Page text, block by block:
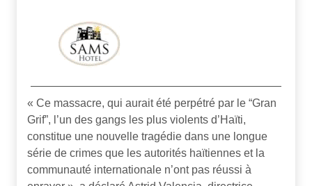
« Ce massacre, qui aurait été perpétré par le “Gran
Grif”, l’un des gangs les plus violents d’Haïti,
constitue une nouvelle tragédie dans une longue
série de crimes que les autorités haïtiennes et la
communauté internationale n’ont pas réussi à